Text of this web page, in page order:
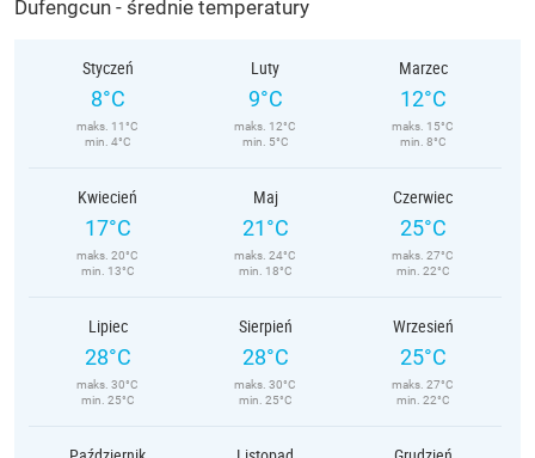
Dufengcun - średnie temperatury
Styczeń
8°C
maks. 11°C
min. 4°C
Luty
9°C
maks. 12°C
min. 5°C
Marzec
12°C
maks. 15°C
min. 8°C
Kwiecień
17°C
maks. 20°C
min. 13°C
Maj
21°C
maks. 24°C
min. 18°C
Czerwiec
25°C
maks. 27°C
min. 22°C
Lipiec
28°C
maks. 30°C
min. 25°C
Sierpień
28°C
maks. 30°C
min. 25°C
Wrzesień
25°C
maks. 27°C
min. 22°C